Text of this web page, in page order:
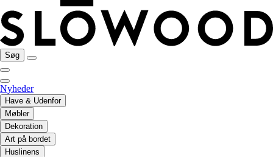
Søg
Nyheder
Have & Udenfor
Møbler
Dekoration
Art på bordet
Huslinens